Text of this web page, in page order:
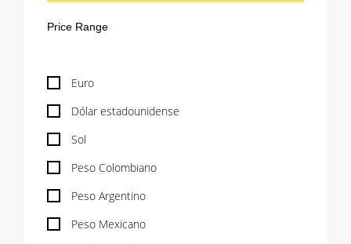
Euro
Dólar estadounidense
Sol
Peso Colombiano
Peso Argentino
Peso Mexicano